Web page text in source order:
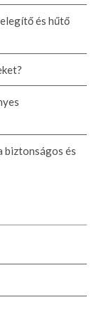
és hűtő
biztonságos és